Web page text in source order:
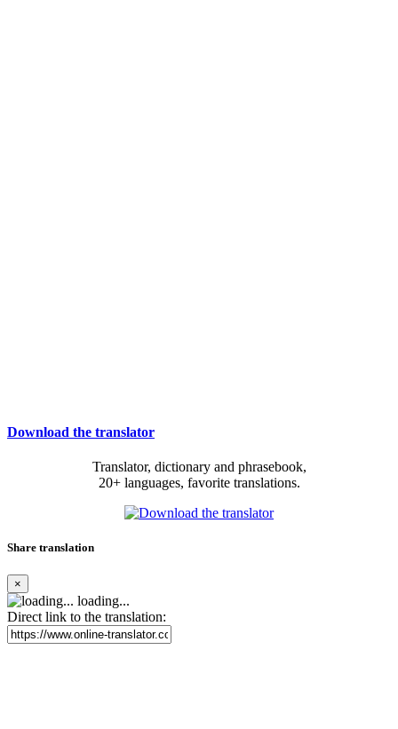
Download the translator
Translator, dictionary and phrasebook,
20+ languages, favorite translations.
Share translation
×
loading...
Direct link to the translation: